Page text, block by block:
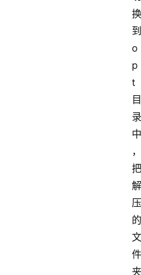
换
到
o
p
t
目
录
中
，
把
解
压
的
文
件
夹